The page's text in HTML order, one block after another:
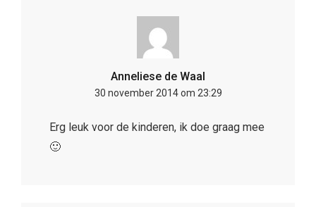
Anneliese de Waal
30 november 2014 om 23:29
Erg leuk voor de kinderen, ik doe graag mee
🙂